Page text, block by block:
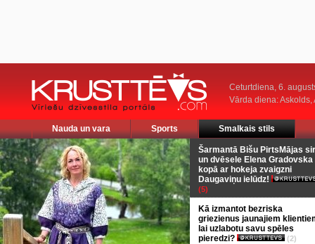
Ceturtdiena, 6.
Vārda diena: Askolds,
Nauda un vara Sports Smalkais stils
Šarmantā Bišu PirtsMājas
un dvēsele Elena Gradovska
kopā ar hokeja zvaigzni
Daugaviņu ielūdz!
(5)
Kā izmantot bezriska
griezienus jaunajiem
lai uzlabotu savu spēles
pieredzi?
(2)